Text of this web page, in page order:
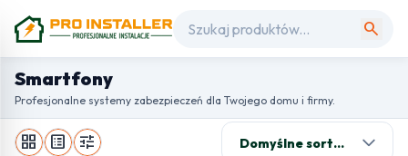
search
Smartfony
Profesjonalne systemy zabezpieczeń dla Twojego domu i firmy.
grid_view list_alt tune